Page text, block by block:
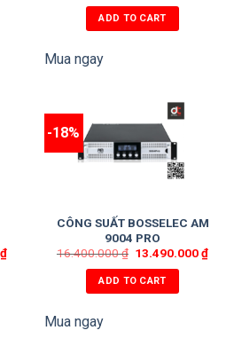
ADD TO CART
Mua ngay
₫
-18%
CÔNG SUẤT BOSSELEC AM
9004 PRO
16.400.000₫ 13.490.000₫
ADD TO CART
Mua ngay